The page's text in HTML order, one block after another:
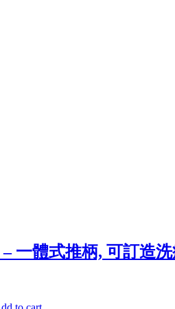
一體式推柄, 可訂造